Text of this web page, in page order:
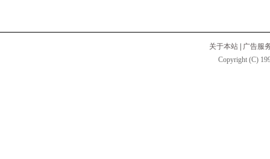
关于本站
广告服
Copyright (C)